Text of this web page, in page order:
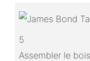
5
Assembler le